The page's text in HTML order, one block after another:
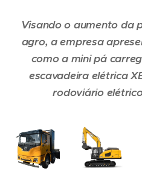
Visando o aumento da
agro, a empresa
como a mini pá
escavadeira elétrica
rodoviário